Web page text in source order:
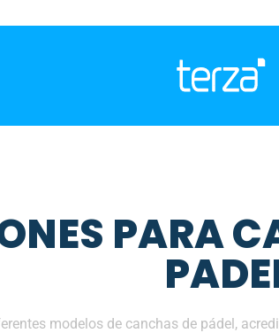
PARA
modelos de canchas de pádel,